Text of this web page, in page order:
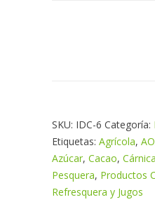
SKU: IDC-6 Categoría:
Etiquetas: Agrícola,
Azúcar, Cacao, Cárnica
Pesquera, Productos
Refresquera y Jugos